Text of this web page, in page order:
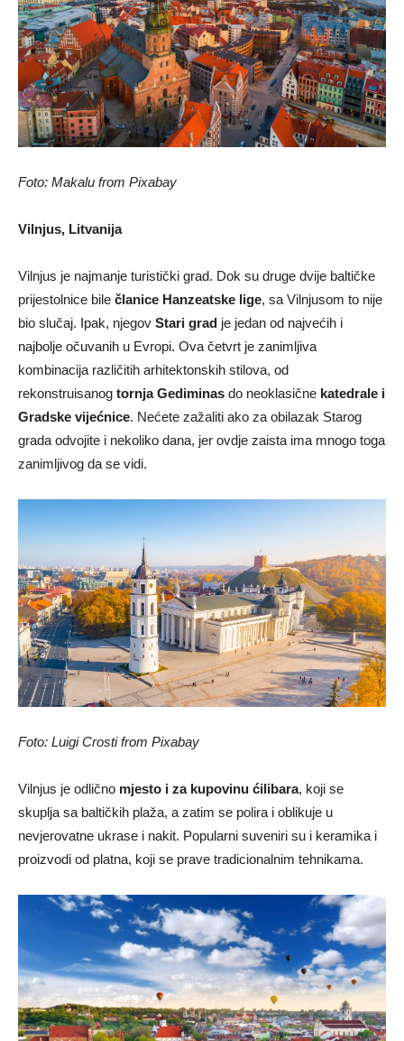
Foto: Makalu from Pixabay
Vilnjus, Litvanija
Vilnjus je najmanje turistički grad. Dok su druge dvije baltičke
prijestolnice bile članice Hanzeatske lige, sa Vilnjusom to nije
bio slučaj. Ipak, njegov Stari grad je jedan od najvećih i
najbolje očuvanih u Evropi. Ova četvrt je zanimljiva
kombinacija različitih arhitektonskih stilova, od
rekonstruisanog tornja Gediminas do neoklasične katedrale i
Gradske vijećnice. Nećete zažaliti ako za obilazak Starog
grada odvojite i nekoliko dana, jer ovdje zaista ima mnogo toga
zanimljivog da se vidi.
Foto: Luigi Crosti from Pixabay
Vilnjus je odlično mjesto i za kupovinu ćilibara, koji se
skuplja sa baltičkih plaža, a zatim se polira i oblikuje u
nevjerovatne ukrase i nakit. Popularni suveniri su i keramika i
proizvodi od platna, koji se prave tradicionalnim tehnikama.